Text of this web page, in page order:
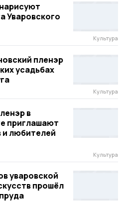
Уваровского
Культура
пленэр
усадьбах
Культура
в
приглашают
любителей
Культура
уваровской
прошёл